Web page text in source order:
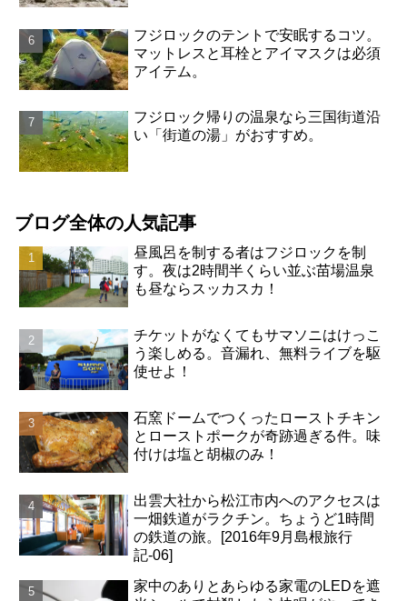
フジロックのテントで安眠するコツ。
マットレスと耳栓とアイマスクは必須
アイテム。
フジロック帰りの温泉なら三国街道沿
い「街道の湯」がおすすめ。
ブログ全体の人気記事
昼風呂を制する者はフジロックを制
す。夜は2時間半くらい並ぶ苗場温泉
も昼ならスッカスカ！
チケットがなくてもサマソニはけっこ
う楽しめる。音漏れ、無料ライブを駆
使せよ！
石窯ドームでつくったローストチキン
とローストポークが奇跡過ぎる件。味
付けは塩と胡椒のみ！
出雲大社から松江市内へのアクセスは
一畑鉄道がラクチン。ちょうど1時間
の鉄道の旅。[2016年9月島根旅行
記-06]
家中のありとあらゆる家電のLEDを遮